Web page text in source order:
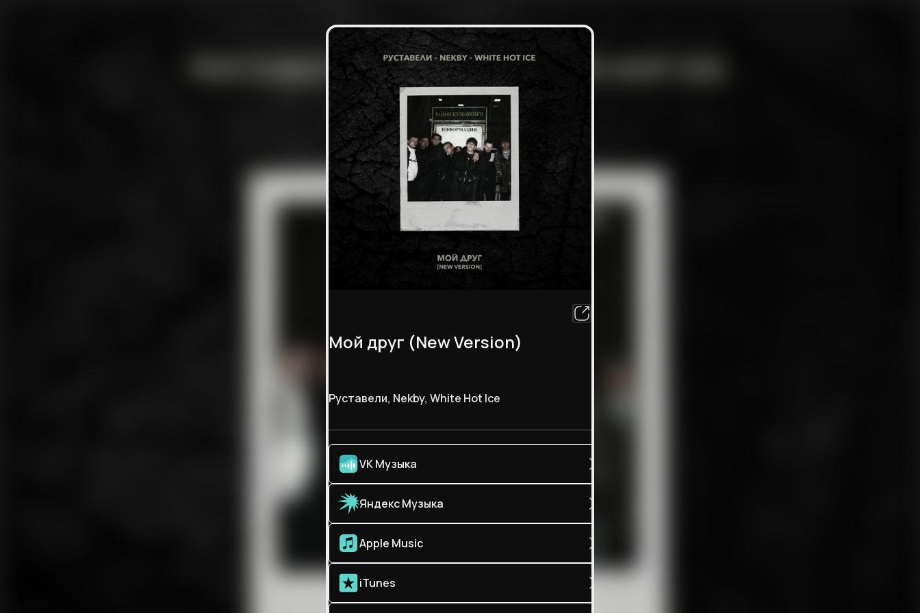
Мой друг (New Version)
Руставели, Nekby, White Hot Ice
VK Музыка
Яндекс Музыка
Apple Music
iTunes